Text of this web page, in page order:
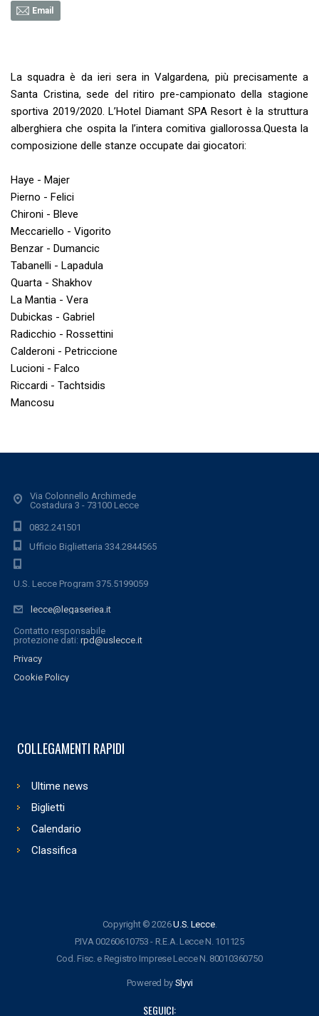
Email
La squadra è da ieri sera in Valgardena, più precisamente a
Santa Cristina, sede del ritiro pre-campionato della stagione
sportiva 2019/2020. L’Hotel Diamant SPA Resort è la struttura
alberghiera che ospita la l’intera comitiva giallorossa.Questa la
composizione delle stanze occupate dai giocatori:
Haye - Majer
Pierno - Felici
Chironi - Bleve
Meccariello - Vigorito
Benzar - Dumancic
Tabanelli - Lapadula
Quarta - Shakhov
La Mantia - Vera
Dubickas - Gabriel
Radicchio - Rossettini
Calderoni - Petriccione
Lucioni - Falco
Riccardi - Tachtsidis
Mancosu
Via Colonnello Archimede
Costadura 3 - 73100 Lecce
0832.241501
Ufficio Biglietteria 334.2844565
U.S. Lecce Program 375.5199059
lecce@legaseriea.it
Contatto responsabile
protezione dati: rpd@uslecce.it
Privacy
Cookie Policy
COLLEGAMENTI RAPIDI
Ultime news
Biglietti
Calendario
Classifica
Copyright © 2026U.S. Lecce.
P.IVA 00260610753 - R.E.A. Lecce N. 101125
Cod. Fisc. e Registro Imprese Lecce N. 80010360750
Powered by Slyvi
SEGUICI: